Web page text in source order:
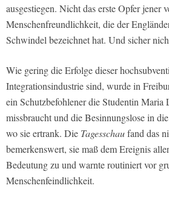
ausgestiegen. Nicht das erste Opfer jener
Menschenfreundlichkeit, die der
Schwindel bezeichnet hat. Und sicher
Wie gering die Erfolge dieser
Integrationsindustrie sind, wurde in
ein Schutzbefohlener die Studentin Maria
missbraucht und die Besinnungslose in
wo sie ertrank. Die Tagesschaufand das
bemerkenswert, sie maß dem Ereignis
Bedeutung zu und warnte routiniert vor
Menschenfeindlichkeit.